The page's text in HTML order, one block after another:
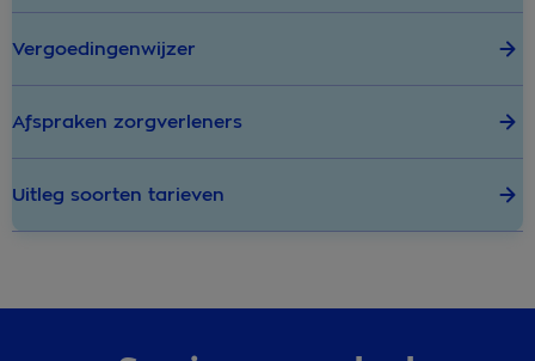
Vergoedingenwijzer
Afspraken zorgverleners
Uitleg soorten tarieven